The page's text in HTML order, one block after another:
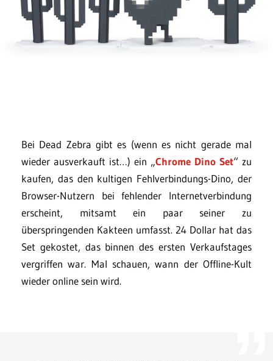
Bei Dead Zebra gibt es (wenn es nicht gerade mal
wieder ausverkauft ist…) ein „Chrome Dino Set“ zu
kaufen, das den kultigen Fehlverbindungs-Dino, der
Browser-Nutzern bei fehlender Internetverbindung
erscheint, mitsamt ein paar seiner zu
überspringenden Kakteen umfasst. 24 Dollar hat das
Set gekostet, das binnen des ersten Verkaufstages
vergriffen war. Mal schauen, wann der Offline-Kult
wieder online sein wird.